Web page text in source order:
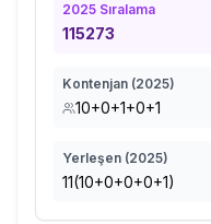
2025 Sıralama
115273
Kontenjan (2025)
10+0+1+0+1
Yerleşen (2025)
11(10+0+0+0+1)